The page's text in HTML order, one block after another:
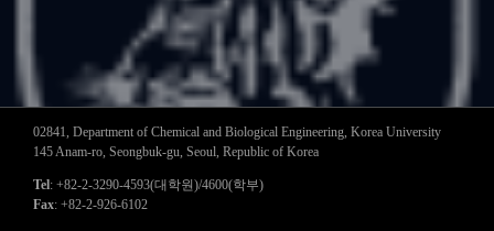
02841, Department of Chemical and Biological Engineering, Korea University
145 Anam-ro, Seongbuk-gu, Seoul, Republic of Korea
Tel: +82-2-3290-4593(대학원)/4600(학부)
Fax: +82-2-926-6102